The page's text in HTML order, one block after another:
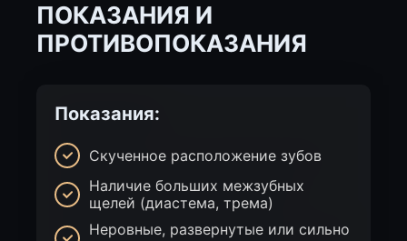
ПОКАЗАНИЯ И
ПРОТИВОПОКАЗАНИЯ
Показания:
Скученное расположение зубов
Наличие больших межзубных
щелей (диастема, трема)
Неровные, развернутые или сильно